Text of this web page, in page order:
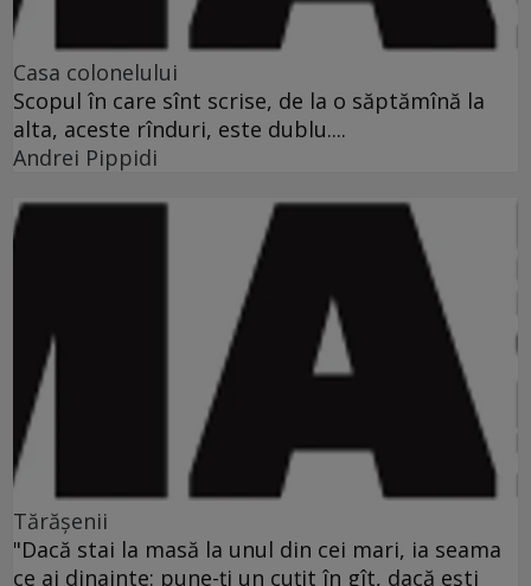
Casa colonelului
Scopul în care sînt scrise, de la o săptămînă la
alta, aceste rînduri, este dublu....
Andrei Pippidi
Tărăşenii
"Dacă stai la masă la unul din cei mari, ia seama
ce ai dinainte: pune-ţi un cuţit în gît, dacă eşti